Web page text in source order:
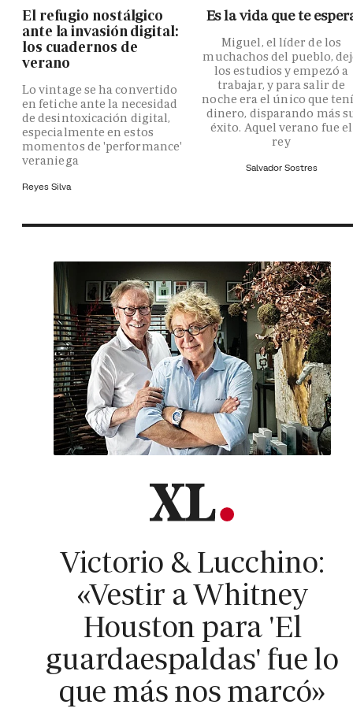
El refugio nostálgico
ante la invasión digital:
los cuadernos de
verano
Lo vintage se ha convertido
en fetiche ante la necesidad
de desintoxicación digital,
especialmente en estos
momentos de 'performance'
veraniega
Reyes Silva
Es la vida que te
Miguel, el líder de los
muchachos del pueblo,
los estudios y empezó a
trabajar, y para salir de
noche era el único que
dinero, disparando más
éxito. Aquel verano fue el
rey
Salvador Sostres
Victorio & Lucchino:
«Vestir a Whitney
Houston para 'El
guardaespaldas' fue lo
que más nos marcó»